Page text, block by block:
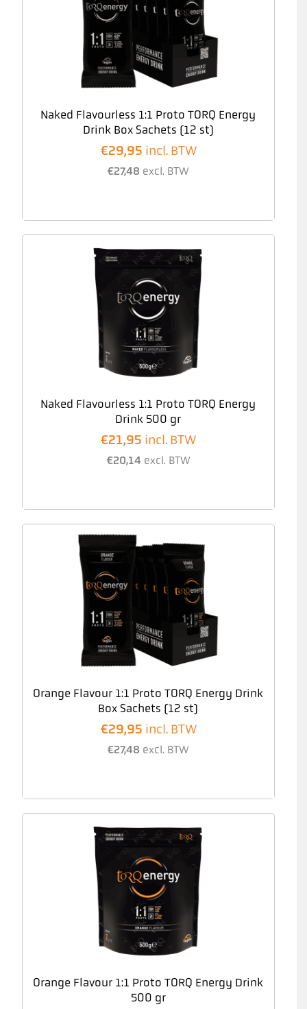
Naked Flavourless 1:1 Proto TORQ Energy
Drink Box Sachets (12 st)
€29,95 incl. BTW
€27,48 excl. BTW
Naked Flavourless 1:1 Proto TORQ Energy
Drink 500 gr
€21,95 incl. BTW
€20,14 excl. BTW
Orange Flavour 1:1 Proto TORQ Energy Drink
Box Sachets (12 st)
€29,95 incl. BTW
€27,48 excl. BTW
Orange Flavour 1:1 Proto TORQ Energy Drink
500 gr